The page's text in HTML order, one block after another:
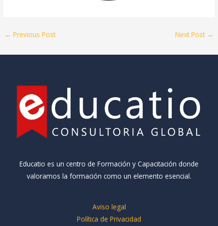
← Previous Post Next Post →
Educatio es un centro de Formación y Capacitación donde
valoramos la formación como un elemento esencial.
Aviso legal
Política de Privacidad